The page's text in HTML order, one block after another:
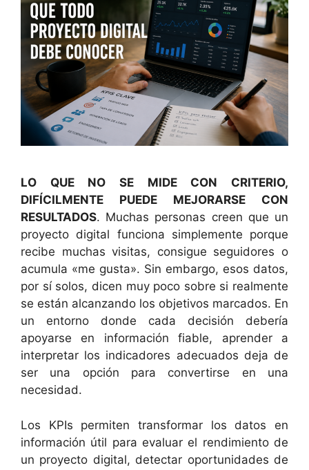
LO QUE NO SE MIDE CON CRITERIO,
DIFÍCILMENTE PUEDE MEJORARSE CON
RESULTADOS. Muchas personas creen que un
proyecto digital funciona simplemente porque
recibe muchas visitas, consigue seguidores o
acumula «me gusta». Sin embargo, esos datos,
por sí solos, dicen muy poco sobre si realmente
se están alcanzando los objetivos marcados. En
un entorno donde cada decisión debería
apoyarse en información fiable, aprender a
interpretar los indicadores adecuados deja de
ser una opción para convertirse en una
necesidad.
Los KPIs permiten transformar los datos en
información útil para evaluar el rendimiento de
un proyecto digital, detectar oportunidades de